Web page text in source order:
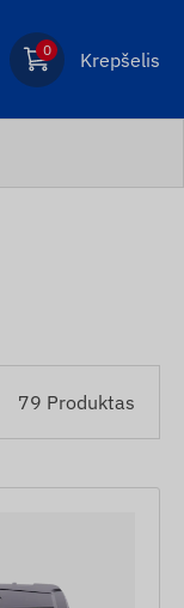
0 Krepšelis
79 Produktas